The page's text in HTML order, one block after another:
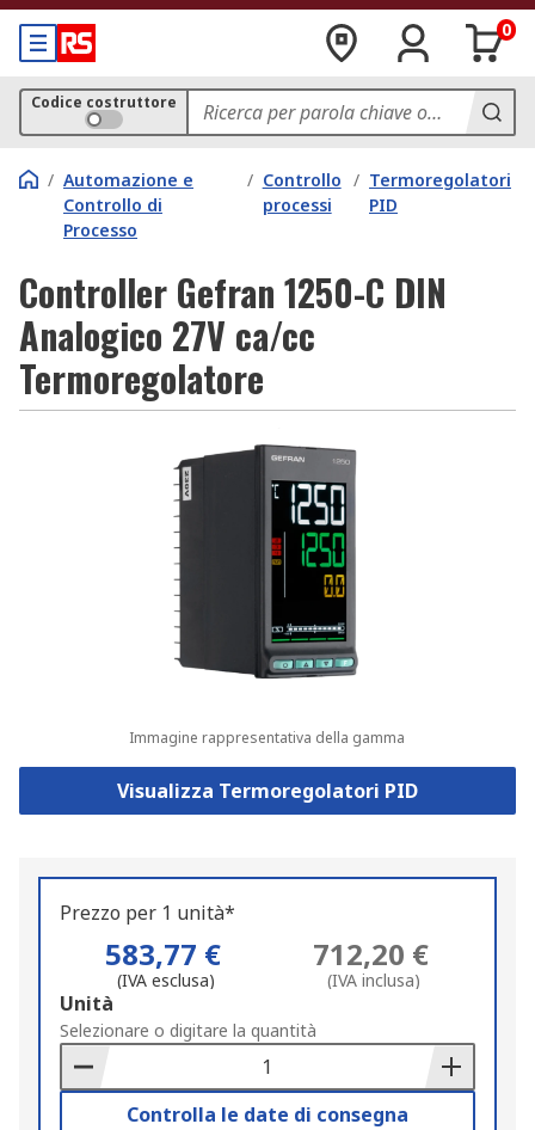
0
Codice costruttore
/ Automazione e
Controllo di
Processo
/ Controllo
processi
/ Termoregolatori
PID
Controller Gefran 1250-C DIN
Analogico 27V ca/cc
Termoregolatore
Immagine rappresentativa della gamma
Visualizza Termoregolatori PID
Prezzo per 1 unità*
583,77 €
(IVA esclusa)
712,20 €
(IVA inclusa)
Add
to
Basket
Unità
Selezionare o digitare la quantità
Controlla le date di consegna